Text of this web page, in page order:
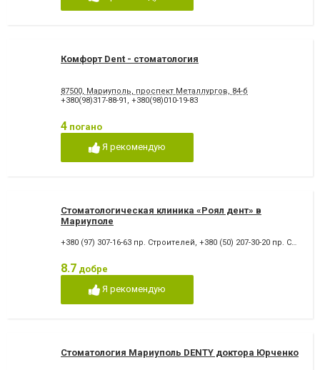
Комфорт Dent - стоматология
87500, Мариуполь, проспект Металлургов, 84-б
+380(98)317-88-91 , +380(98)010-19-83
4 погано
Я рекомендую
Стоматологическая клиника «Роял дент» в
Мариуполе
+380 (97) 307-16-63 пр. Строителей, +380 (50) 207-30-20 пр. Строителей
8.7 добре
Я рекомендую
Стоматология Мариуполь DENTY доктора Юрченко